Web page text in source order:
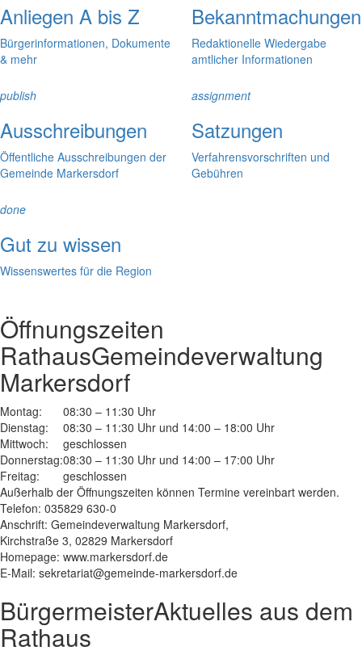
Anliegen A bis Z
Bürgerinformationen, Dokumente
& mehr
Bekanntmachungen
Redaktionelle Wiedergabe
amtlicher Informationen
publish
Ausschreibungen
Öffentliche Ausschreibungen der
Gemeinde Markersdorf
assignment
Satzungen
Verfahrensvorschriften und
Gebühren
done
Gut zu wissen
Wissenswertes für die Region
Öffnungszeiten
RathausGemeindeverwaltung
Markersdorf
Montag:
08:30 – 11:30 Uhr
Dienstag:
08:30 – 11:30 Uhr und 14:00 – 18:00 Uhr
Mittwoch:
geschlossen
Donnerstag:08:30 – 11:30 Uhr und 14:00 – 17:00 Uhr
Freitag:
geschlossen
Außerhalb der Öffnungszeiten können Termine vereinbart werden.
Telefon: 035829 630-0
Anschrift: Gemeindeverwaltung Markersdorf,
Kirchstraße 3, 02829 Markersdorf
Homepage: www.markersdorf.de
E-Mail: sekretariat@gemeinde-markersdorf.de
BürgermeisterAktuelles aus dem
Rathaus